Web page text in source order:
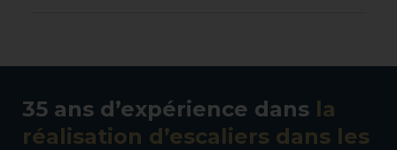
35 ans d’expérience dans la
réalisation d’escaliers dans les